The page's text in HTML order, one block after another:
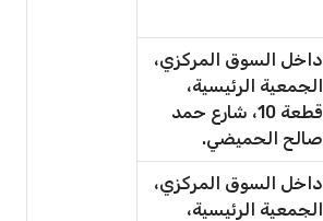
داخل السوق المركزي،
الجمعية الرئيسية،
قطعة 10، شارع حمد
صالح الحميضي.
داخل السوق المركزي،
الجمعية الرئيسية،